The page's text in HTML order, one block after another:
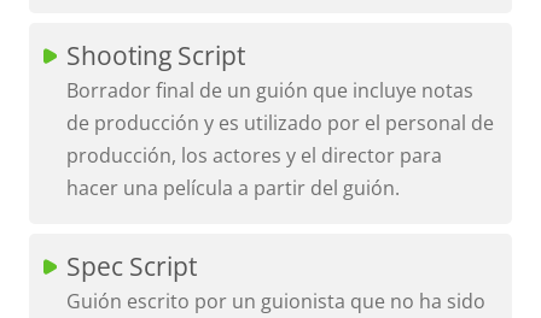
Shooting Script
Borrador final de un guión que incluye notas
de producción y es utilizado por el personal de
producción, los actores y el director para
hacer una película a partir del guión.
Spec Script
Guión escrito por un guionista que no ha sido